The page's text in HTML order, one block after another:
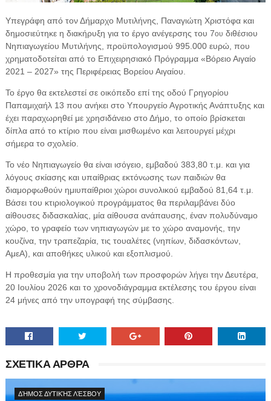
Υπεγράφη από τον Δήμαρχο Μυτιλήνης, Παναγιώτη Χριστόφα και
δημοσιεύτηκε η διακήρυξη για το έργο ανέγερσης του 7ου διθέσιου
Νηπιαγωγείου Μυτιλήνης, προϋπολογισμού 995.000 ευρώ, που
χρηματοδοτείται από το Επιχειρησιακό Πρόγραμμα «Βόρειο Αιγαίο
2021 – 2027» της Περιφέρειας Βορείου Αιγαίου.
Το έργο θα εκτελεστεί σε οικόπεδο επί της οδού Γρηγορίου
Παπαμιχαήλ 13 που ανήκει στο Υπουργείο Αγροτικής Ανάπτυξης και
έχει παραχωρηθεί με χρησιδάνειο στο Δήμο, το οποίο βρίσκεται
δίπλα από το κτίριο που είναι μισθωμένο και λειτουργεί μέχρι
σήμερα το σχολείο.
Το νέο Νηπιαγωγείο θα είναι ισόγειο, εμβαδού 383,80 τ.μ. και για
λόγους σκίασης και υπαίθριας εκτόνωσης των παιδιών θα
διαμορφωθούν ημιυπαίθριοι χώροι συνολικού εμβαδού 81,64 τ.μ.
Βάσει του κτιριολογικού προγράμματος θα περιλαμβάνει δύο
αίθουσες διδασκαλίας, μία αίθουσα ανάπαυσης, έναν πολυδύναμο
χώρο, το γραφείο των νηπιαγωγών με το χώρο αναμονής, την
κουζίνα, την τραπεζαρία, τις τουαλέτες (νηπίων, διδασκόντων,
ΑμεΑ), και αποθήκες υλικού και εξοπλισμού.
Η προθεσμία για την υποβολή των προσφορών λήγει την Δευτέρα,
20 Ιουλίου 2026 και το χρονοδιάγραμμα εκτέλεσης του έργου είναι
24 μήνες από την υπογραφή της σύμβασης.
ΣΧΕΤΙΚΑ ΑΡΘΡΑ
ΔΉΜΟΣ ΔΥΤΙΚΉΣ ΛΈΣΒΟΥ